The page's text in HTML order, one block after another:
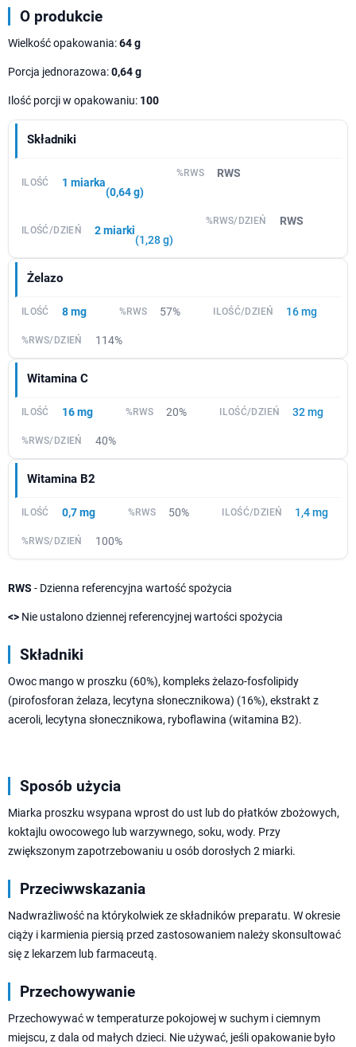
O produkcie
Wielkość opakowania:64 g
Porcja jednorazowa:0,64 g
Ilość porcji w opakowaniu: 100
Składniki
1 miarka
(0,64 g)
RWS
2 miarki
(1,28 g)
RWS
Żelazo
8 mg 57% 16 mg
114%
Witamina C
16 mg 20% 32 mg
40%
Witamina B2
0,7 mg 50% 1,4 mg
100%
RWS - Dzienna referencyjna wartość spożycia
<> Nie ustalono dziennej referencyjnej wartości spożycia
Składniki
Owoc mango w proszku (60%), kompleks żelazo-fosfolipidy
(pirofosforan żelaza, lecytyna słonecznikowa) (16%), ekstrakt z
aceroli, lecytyna słonecznikowa, ryboflawina (witamina B2).
Sposób użycia
Miarka proszku wsypana wprost do ust lub do płatków zbożowych,
koktajlu owocowego lub warzywnego, soku, wody. Przy
zwiększonym zapotrzebowaniu u osób dorosłych 2 miarki.
Przeciwwskazania
Nadwrażliwość na którykolwiek ze składników preparatu. W okresie
ciąży i karmienia piersią przed zastosowaniem należy skonsultować
się z lekarzem lub farmaceutą.
Przechowywanie
Przechowywać w temperaturze pokojowej w suchym i ciemnym
miejscu, z dala od małych dzieci. Nie używać, jeśli opakowanie było